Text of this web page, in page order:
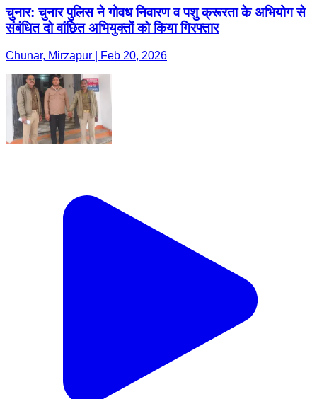
चुनार: चुनार पुलिस ने गोवध निवारण व पशु क्रूरता के अभियोग से
संबंधित दो वांछित अभियुक्तों को किया गिरफ्तार
Chunar, Mirzapur | Feb 20, 2026